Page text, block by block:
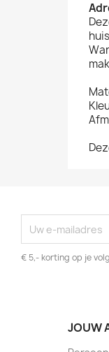
€ 5,- korting op je
JOUW